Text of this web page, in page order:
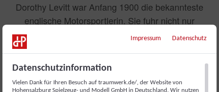
Dorothy Levitt war Anfang 1900 die bekannteste
englische Motorsportlerin. Sie fuhr nicht nur
Rennen, sondern betätigte sich auch als Autorin und
schrieb 1906 „ The Woman and the Car“. Diese
Buch ist das erste von einer Frau verfasste Werk,
ein Handbuch zum Autofahren mit vielen wertvollen
Ratschlägen. „Frauen sollten an geeignetem Platz
Impressum Datenschutz
Datenschutzinformation
Vielen Dank für Ihren Besuch auf traumwerk.de/, der Website von
Hohensalzburg Spielzeug- und Modell GmbH in Deutschland. Wir nutzen